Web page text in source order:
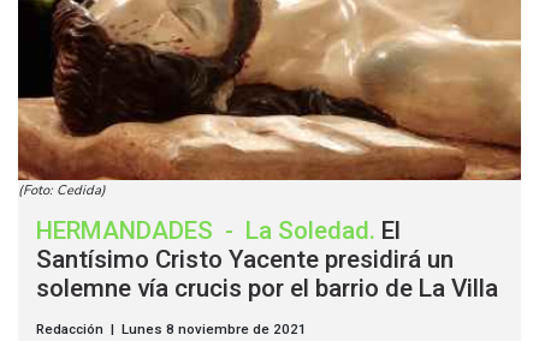
(Foto: Cedida)
HERMANDADES - La Soledad. El
Santísimo Cristo Yacente presidirá un
solemne vía crucis por el barrio de La Villa
Redacción | Lunes 8 noviembre de 2021